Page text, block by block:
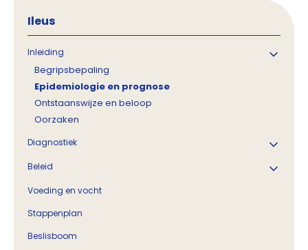
Ileus
Inleiding
Begripsbepaling
Epidemiologie en prognose
Ontstaanswijze en beloop
Oorzaken
Diagnostiek
Beleid
Voeding en vocht
Stappenplan
Beslisboom